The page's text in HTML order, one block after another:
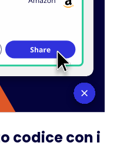
codice con i